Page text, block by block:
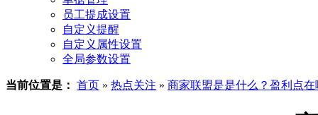
员工提成设置
自定义提醒
自定义属性设置
全局参数设置
当前位置是： 首页 » 热点关注 » 商家联盟是是什么？盈利点在